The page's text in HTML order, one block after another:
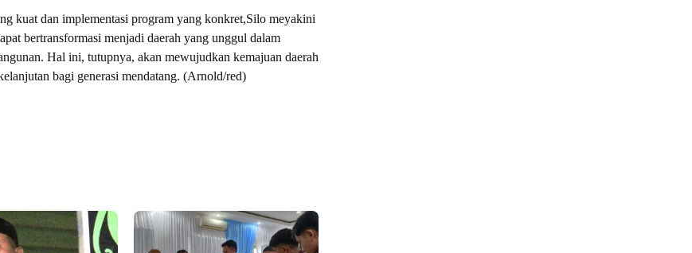
kuat dan implementasi program yang konkret,Silo meyakini
bertransformasi menjadi daerah yang unggul dalam
Hal ini, tutupnya, akan mewujudkan kemajuan daerah
bagi generasi mendatang. (Arnold/red)